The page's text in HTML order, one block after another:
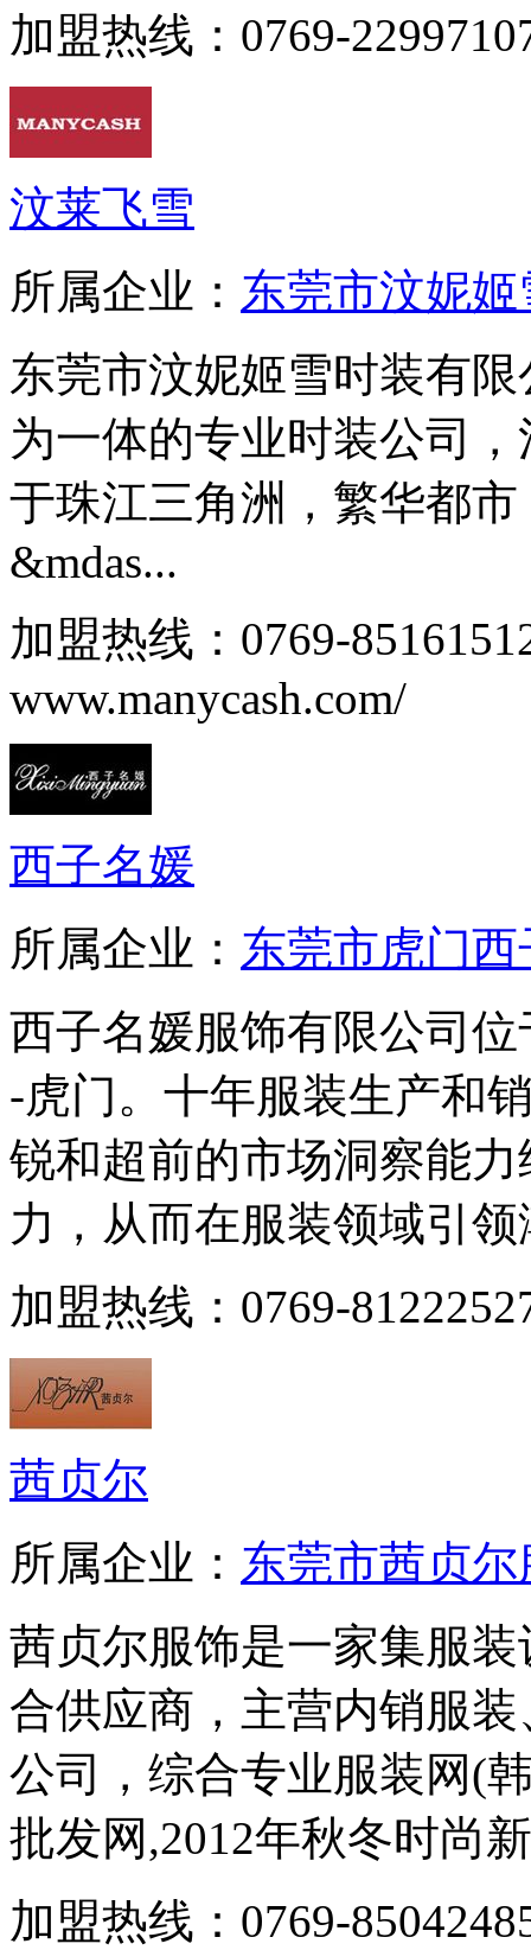
加盟热线：0769-
汶莱飞雪
所属企业： 东莞市汶妮
东莞市汶妮姬雪时装有
为一体的专业时装公司
于珠江三角洲，繁华都
&mdas...
加盟热线：0769-
www.manycash.com/
西子名媛
所属企业： 东莞市虎门
西子名媛服饰有限公司
-虎门。十年服装生产和
锐和超前的市场洞察能
力，从而在服装领域引领
加盟热线：0769-
茜贞尔
所属企业： 东莞市茜贞
茜贞尔服饰是一家集服
合供应商，主营内销服
公司，综合专业服装网(
批发网,2012年秋冬时尚
加盟热线：0769-